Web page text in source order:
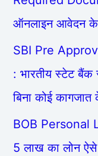
ऑनलाइन आवेदन के
SBI Pre
: भारतीय स्टेट
बिना कोई
BOB Personal
5 लाख का लोन